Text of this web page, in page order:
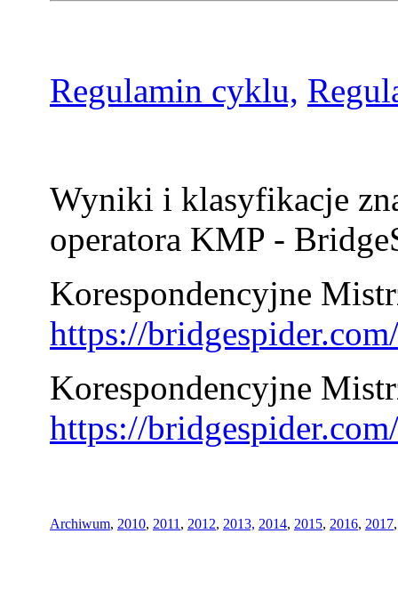
Regulamin cyklu,
Wyniki i klasyfikacje
operatora KMP -
Korespondencyjne
https://
Korespondencyjne
https://
Archiwum, 2010, 2011 , 2012, 2013, 2014, 2015, 2016, 2017